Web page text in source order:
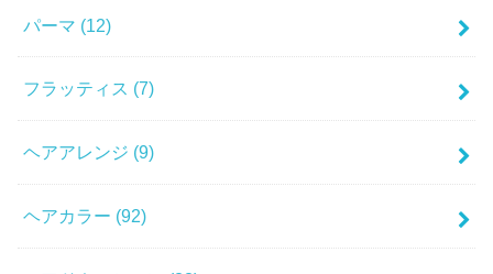
パーマ (12)
フラッティス (7)
ヘアアレンジ (9)
ヘアカラー (92)